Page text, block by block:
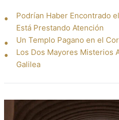
Podrían Haber Encontrado
Está Prestando Atención
Un Templo Pagano en el
Los Dos Mayores Misterios
Galilea